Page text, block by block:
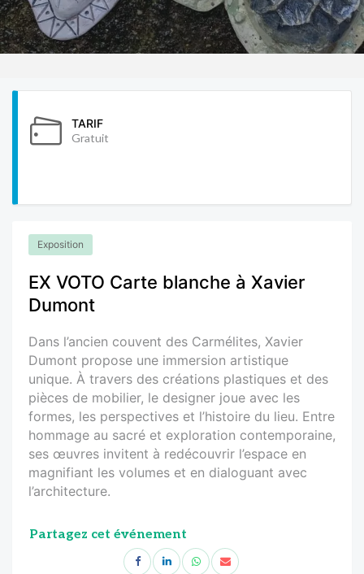
TARIF
Gratuit
Exposition
EX VOTO Carte blanche à Xavier
Dumont
Dans l’ancien couvent des Carmélites, Xavier
Dumont propose une immersion artistique
unique. À travers des créations plastiques et des
pièces de mobilier, le designer joue avec les
formes, les perspectives et l’histoire du lieu. Entre
hommage au sacré et exploration contemporaine,
ses œuvres invitent à redécouvrir l’espace en
magnifiant les volumes et en dialoguant avec
l’architecture.
Partagez cet événement